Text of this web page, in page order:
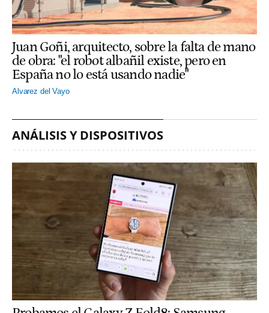
Juan Goñi, arquitecto, sobre la falta de mano
de obra: "el robot albañil existe, pero en
España no lo está usando nadie"
Alvarez del Vayo
ANÁLISIS Y DISPOSITIVOS